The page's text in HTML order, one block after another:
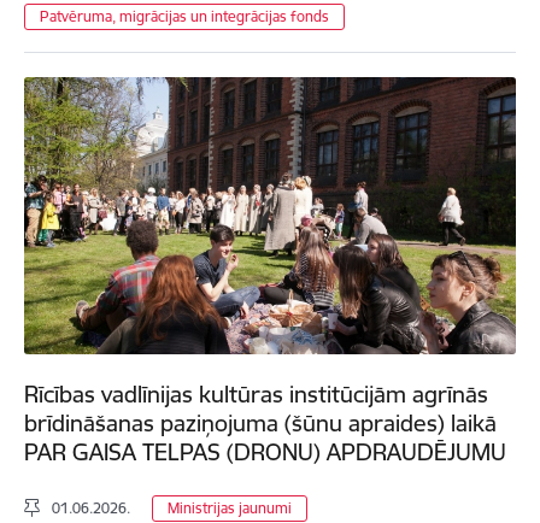
Patvēruma, migrācijas un integrācijas fonds
Rīcības vadlīnijas kultūras institūcijām agrīnās
brīdināšanas paziņojuma (šūnu apraides) laikā
PAR GAISA TELPAS (DRONU) APDRAUDĒJUMU
01.06.2026. Ministrijas jaunumi